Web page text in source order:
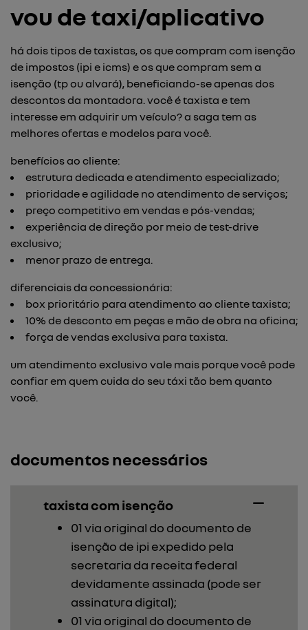
vou de taxi/aplicativo
há dois tipos de taxistas, os que compram com isenção
de impostos (ipi e icms) e os que compram sem a
isenção (tp ou alvará), beneficiando-se apenas dos
descontos da montadora. você é taxista e tem
interesse em adquirir um veículo? a saga tem as
melhores ofertas e modelos para você.
benefícios ao cliente:
estrutura dedicada e atendimento especializado;
prioridade e agilidade no atendimento de serviços;
preço competitivo em vendas e pós-vendas;
experiência de direção por meio de test-drive
exclusivo;
menor prazo de entrega.
diferenciais da concessionária:
box prioritário para atendimento ao cliente taxista;
10% de desconto em peças e mão de obra na oficina;
força de vendas exclusiva para taxista.
um atendimento exclusivo vale mais porque você pode
confiar em quem cuida do seu táxi tão bem quanto
você.
documentos necessários
taxista com isenção
01 via original do documento de
isenção de ipi expedido pela
secretaria da receita federal
devidamente assinada (pode ser
assinatura digital);
01 via original do documento de